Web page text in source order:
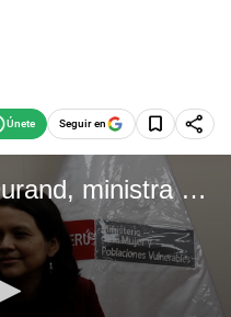
Seguir en
Entrevista a Anahí Durand, ministra de la Mujer